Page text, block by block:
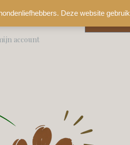
Deze website
account
0,00
0